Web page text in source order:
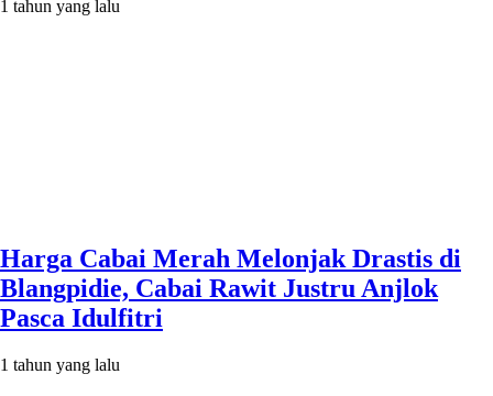
1 tahun yang lalu
Harga Cabai Merah Melonjak Drastis di
Blangpidie, Cabai Rawit Justru Anjlok
Pasca Idulfitri
1 tahun yang lalu